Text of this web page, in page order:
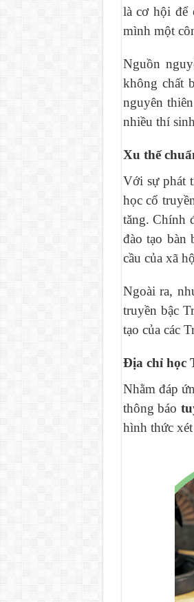
là cơ hội để
mình một
Nguồn
không chất
nguyên
nhiều thí
Xu thế
Với sự phát
học cổ
tăng. Chính
đào tạo bàn
cầu của xã
Ngoài ra,
truyền bậc
tạo của các
Địa chỉ học
Nhằm đáp
thông báo
hình thức